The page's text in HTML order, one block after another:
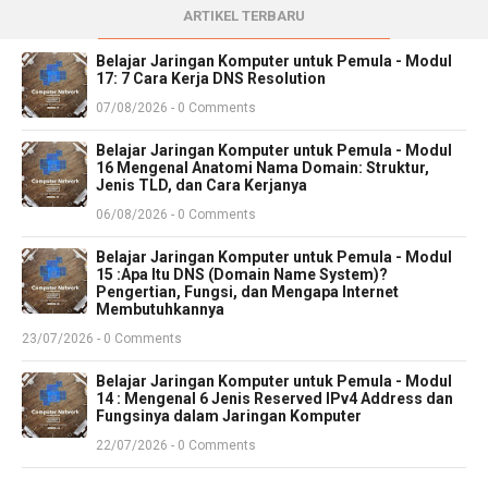
ARTIKEL TERBARU
Belajar Jaringan Komputer untuk Pemula - Modul
17: 7 Cara Kerja DNS Resolution
07/08/2026 - 0 Comments
Belajar Jaringan Komputer untuk Pemula - Modul
16 Mengenal Anatomi Nama Domain: Struktur,
Jenis TLD, dan Cara Kerjanya
06/08/2026 - 0 Comments
Belajar Jaringan Komputer untuk Pemula - Modul
15 :Apa Itu DNS (Domain Name System)?
Pengertian, Fungsi, dan Mengapa Internet
Membutuhkannya
23/07/2026 - 0 Comments
Belajar Jaringan Komputer untuk Pemula - Modul
14 : Mengenal 6 Jenis Reserved IPv4 Address dan
Fungsinya dalam Jaringan Komputer
22/07/2026 - 0 Comments